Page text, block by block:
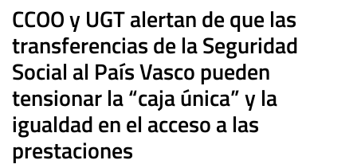
CCOO y UGT alertan de que las
transferencias de la Seguridad
Social al País Vasco pueden
tensionar la “caja única” y la
igualdad en el acceso a las
prestaciones